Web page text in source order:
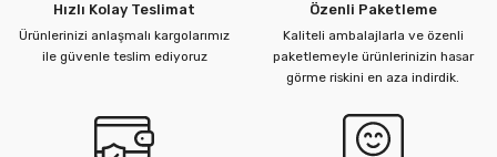
Hızlı Kolay Teslimat
Ürünlerinizi anlaşmalı kargolarımız
ile güvenle teslim ediyoruz
Özenli Paketleme
Kaliteli ambalajlarla ve özenli
paketlemeyle ürünlerinizin hasar
görme riskini en aza indirdik.